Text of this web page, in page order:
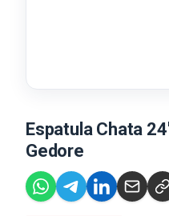
Espatula Chata
Gedore